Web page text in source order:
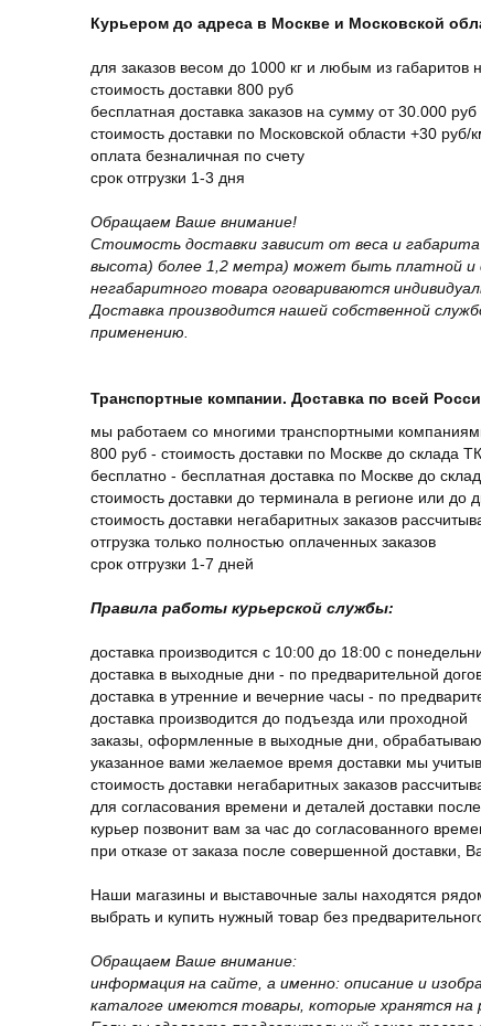
Курьером до адреса в Москве и Московской
для заказов весом до 1000 кг и любым из габаритов
стоимость доставки 800 руб
бесплатная доставка заказов на сумму от 30.000 руб
стоимость доставки по Московской области +30 руб/
оплата безналичная по счету
срок отгрузки 1-3 дня
Обращаем Ваше внимание!
Стоимость доставки зависит от веса и
высота) более 1,2 метра) может быть платной и
негабаритного товара оговариваются
Доставка производится нашей собственной
применению.
Транспортные компании. Доставка по всей
мы работаем со многими транспортными
800 руб - стоимость доставки по Москве до склада
бесплатно - бесплатная доставка по Москве до
стоимость доставки до терминала в регионе или
стоимость доставки негабаритных заказов
отгрузка только полностью оплаченных заказов
срок отгрузки 1-7 дней
Правила работы курьерской службы:
доставка производится с 10:00 до 18:00 с
доставка в выходные дни - по предварительной
доставка в утренние и вечерние часы - по
доставка производится до подъезда или проходной
заказы, оформленные в выходные дни,
указанное вами желаемое время доставки мы
стоимость доставки негабаритных заказов
для согласования времени и деталей доставки
курьер позвонит вам за час до согласованного
при отказе от заказа после совершенной
Наши магазины и выставочные залы находятся
выбрать и купить нужный товар без
Обращаем Ваше внимание:
информация на сайте, а именно: описание и
каталоге имеются товары, которые хранятся на